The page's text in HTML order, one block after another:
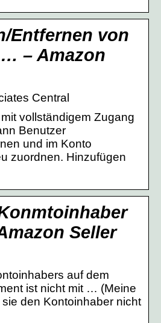
Entfernen von
– Amazon
Central
vollständigem Zugang
Benutzer
und im Konto
zuordnen. Hinzufügen
Seller
auf dem
ist nicht mit … (Meine
den Kontoinhaber nicht